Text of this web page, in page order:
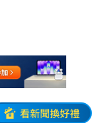
看新聞換好禮